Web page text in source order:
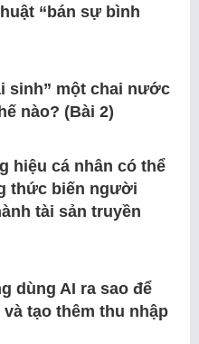
“bán sự bình
sinh” một chai nước
nào? (Bài 2)
hiệu cá nhân có thể
thức biến người
tài sản truyền
dùng AI ra sao để
tạo thêm thu nhập